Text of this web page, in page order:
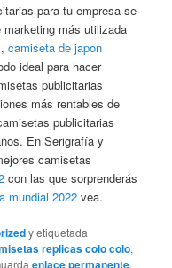
para tu empresa se
más utilizada
camiseta de japon
ideal para hacer
publicitarias
más rentables de
publicitarias
En Serigrafía y
camisetas
con las que sorprenderás
mundial 2022 vea.
y etiquetada
replicas colo colo,
enlace permanente.